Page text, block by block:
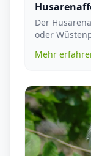
Der
oder
Mehr